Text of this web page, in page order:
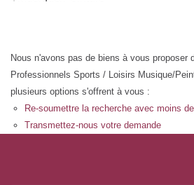
Nous n'avons pas de biens à vous proposer
Professionnels Sports / Loisirs Musique/
plusieurs options s'offrent à vous :
Re-soumettre la recherche avec moins
Transmettez-nous votre demande